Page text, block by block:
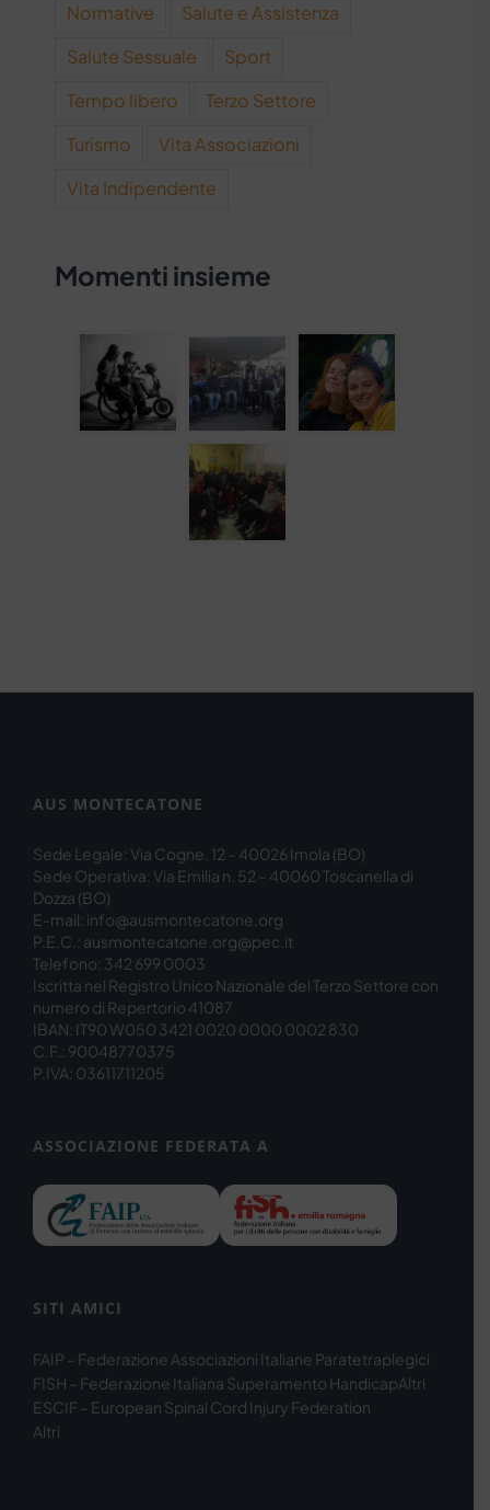
Normative
Salute e Assistenza
Salute Sessuale
Sport
Tempo libero
Terzo Settore
Turismo
Vita Associazioni
Vita Indipendente
Momenti insieme
AUS MONTECATONE
Sede Legale: Via Cogne, 12 – 40026 Imola (BO)
Sede Operativa: Via Emilia n. 52 – 40060 Toscanella di
Dozza (BO)
E-mail: info@ausmontecatone.org
P.E.C.: ausmontecatone.org@pec.it
Telefono: 342 699 0003
Iscritta nel Registro Unico Nazionale del Terzo Settore con
numero di Repertorio 41087
IBAN: IT90 W050 3421 0020 0000 0002 830
C.F.: 90048770375
P.IVA: 03611711205
ASSOCIAZIONE FEDERATA A
SITI AMICI
FAIP – Federazione Associazioni Italiane Paratetraplegici
FISH – Federazione Italiana Superamento HandicapAltri
ESCIF – European Spinal Cord Injury Federation
Altri